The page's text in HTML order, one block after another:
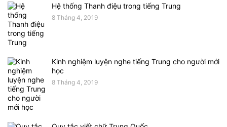
Hệ thống Thanh điệu trong tiếng Trung
8 Tháng 4, 2019
Kinh nghiệm luyện nghe tiếng Trung cho người mới
học
8 Tháng 4, 2019